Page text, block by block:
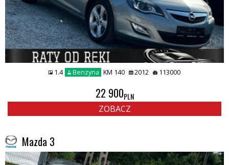
1.4 Benzyna KM 140 2012 113000
22 900PLN
ZOBACZ
Mazda 3